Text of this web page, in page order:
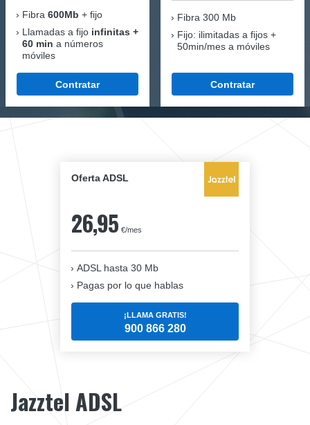
Fibra 600Mb + fijo
Llamadas a fijo infinitas +
60 min a números
móviles
Contratar
Fibra 300 Mb
Fijo: ilimitadas a fijos +
50min/mes a móviles
Contratar
Oferta ADSL
26,95 €/mes
ADSL hasta 30 Mb
Pagas por lo que hablas
¡LLAMA GRATIS!
900 866 280
Jazztel ADSL